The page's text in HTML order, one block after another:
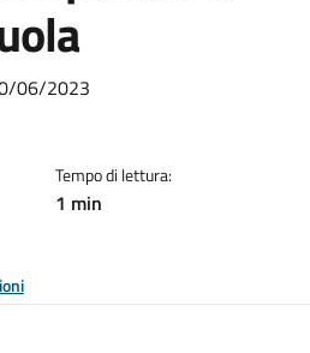
06/2023
Tempo di lettura:
1 min